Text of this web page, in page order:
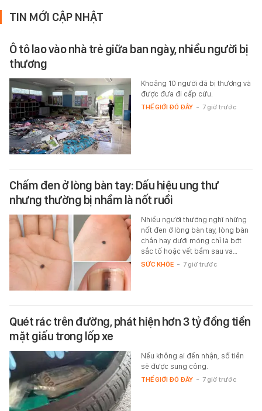
TIN MỚI CẬP NHẬT
Ô tô lao vào nhà trẻ giữa ban ngày, nhiều người bị
thương
Khoảng 10 người đã bị thương và
được đưa đi cấp cứu.
THẾ GIỚI ĐÓ ĐÂY - 7 giờ trước
Chấm đen ở lòng bàn tay: Dấu hiệu ung thư
nhưng thường bị nhầm là nốt ruồi
Nhiều người thường nghĩ những
nốt đen ở lòng bàn tay, lòng bàn
chân hay dưới móng chỉ là bớt
sắc tố hoặc vết bầm sau va…
SỨC KHỎE - 7 giờ trước
Quét rác trên đường, phát hiện hơn 3 tỷ đồng tiền
mặt giấu trong lốp xe
Nếu không ai đến nhận, số tiền
sẽ được sung công.
THẾ GIỚI ĐÓ ĐÂY - 7 giờ trước